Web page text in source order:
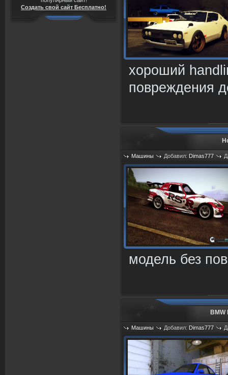
Создать свой сайт Бесплатно!
хороший
повреждения
Машины Добавил: Dimas777
Просмотров: 761
модель без
BMW
Машины Добавил: Dimas777
Просмотров: 659